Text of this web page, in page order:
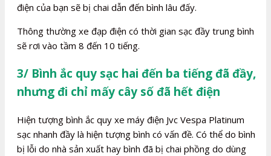
điện của bạn sẽ bị chai dẫn đến bình lâu đấy.
Thông thường xe đạp điện có thời gian sạc đầy trung bình
sẽ rơi vào tầm 8 đến 10 tiếng.
3/ Bình ắc quy sạc hai đến ba tiếng đã đầy,
nhưng đi chỉ mấy cây số đã hết điện
Hiện tượng bình ắc quy xe máy điện Jvc Vespa Platinum
sạc nhanh đầy là hiện tượng bình có vấn đề. Có thể do bình
bị lỗi do nhà sản xuất hay bình đã bị chai phồng do dùng